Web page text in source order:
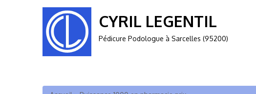
CYRIL LEGENTIL
Pédicure Podologue à Sarcelles (95200)